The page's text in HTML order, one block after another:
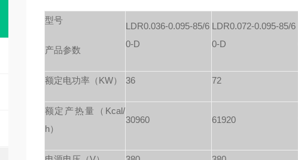
型号
产品参数
LDR0.036-0.095-85/6
0-D
LDR0.072-0.095-85/6
0-D
额定电功率（KW） 36 72
额定产热量（Kcal/
h）
30960 61920